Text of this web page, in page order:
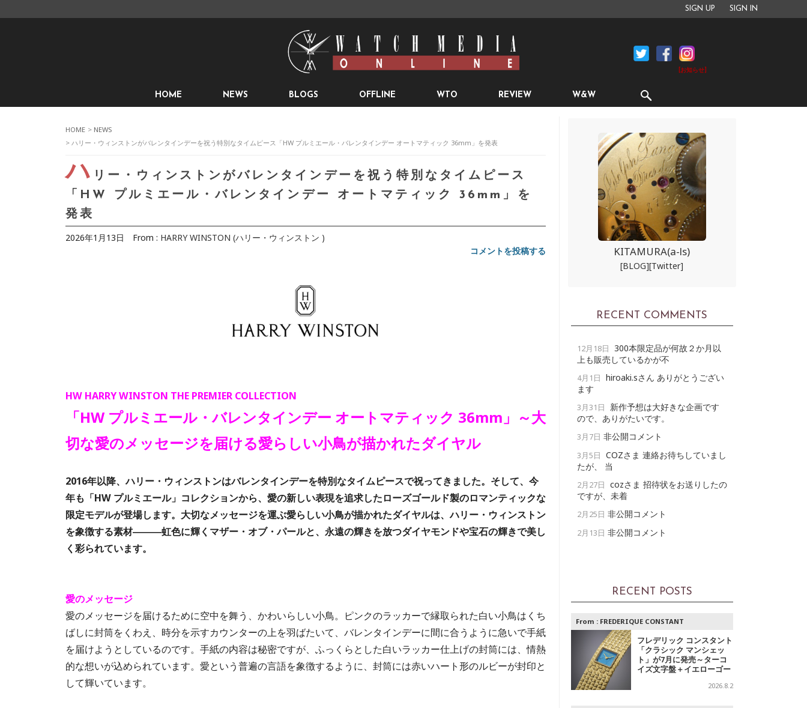
SIGN UP SIGN IN
[お知らせ]
HOME NEWS BLOGS OFFLINE WTO REVIEW W&W
HOME > NEWS
> ハリー・ウィンストンがバレンタインデーを祝う特別なタイムピース「HW プルミエール・バレンタインデー オートマティック 36mm」を発表
ハ リー・ウィンストンがバレンタインデーを祝う特別なタイムピース
「HW プルミエール・バレンタインデー オートマティック 36mm」を
発表
2026年1月13日 From : HARRY WINSTON (ハリー・ウィンストン )
コメントを投稿する
HW HARRY WINSTON THE PREMIER COLLECTION
「HW プルミエール・バレンタインデー オートマティック 36mm」～大
切な愛のメッセージを届ける愛らしい小鳥が描かれたダイヤル
2016年以降、ハリー・ウィンストンはバレンタインデーを特別なタイムピースで祝ってきました。そして、今
年も「HW プルミエール」コレクションから、愛の新しい表現を追求したローズゴールド製のロマンティックな
限定モデルが登場します。大切なメッセージを運ぶ愛らしい小鳥が描かれたダイヤルは、ハリー・ウィンストン
を象徴する素材―――虹色に輝くマザー・オブ・パールと、永遠の輝きを放つダイヤモンドや宝石の輝きで美し
く彩られています。
愛のメッセージ
愛のメッセージを届けるために空中を舞う、かわいらしい小鳥。ピンクのラッカーで縁取られた白い小鳥はくち
ばしに封筒をくわえ、時分を示すカウンターの上を羽ばたいて、バレンタインデーに間に合うように急いで手紙
を届けようとしているのです。手紙の内容は秘密ですが、ふっくらとした白いラッカー仕上げの封筒には、情熱
的な想いが込められています。愛という普遍の言語を象徴するように、封筒には赤いハート形のルビーが封印と
して輝いています。
KITAMURA(a-ls)
[BLOG][Twitter]
RECENT COMMENTS
12月18日 300本限定品が何故２か月以
上も販売しているかが不
4月1日 hiroaki.sさん ありがとうござい
ます
3月31日
新作予想は大好きな企画です
ので、ありがたいです。
3月7日 非公開コメント
3月5日 COZさま 連絡お待ちしていまし
たが、 当
2月27日 cozさま 招待状をお送りしたの
ですが、未着
2月25日 非公開コメント
2月13日 非公開コメント
RECENT POSTS
From : FREDERIQUE CONSTANT
フレデリック コンスタント
「クラシック マンシェッ
ト」が7月に発売～ターコ
イズ文字盤＋イエローゴー
字盤＋スチールの2モデル
2026.8.2